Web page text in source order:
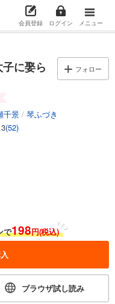
会員登録 ログイン メニュー
に娶ら
フォロー
千景 / 琴ふづき
(52)
で198円(税込)
ブラウザ試し読み